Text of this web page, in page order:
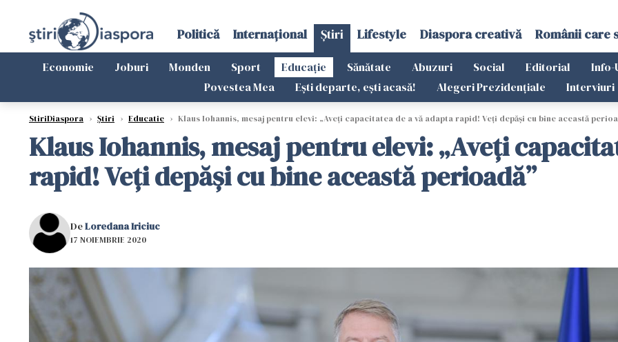
Politică Internațional Știri Lifestyle Diaspora creativă Românii care
Economie Joburi Monden Sport Educație Sănătate Abuzuri Social Editorial Info-
Povestea Mea
Ești departe, ești acasă! Alegeri Prezidențiale Interviuri
StiriDiaspora › Știri › Educatie › Klaus Iohannis, mesaj pentru elevi: „Aveţi capacitatea de a vă adapta rapid! Veţi depăşi cu bine această
Klaus Iohannis, mesaj pentru elevi: „Aveţi
rapid! Veţi depăşi cu bine această perioadă”
DeLoredana Iriciuc
17 NOIEMBRIE 2020